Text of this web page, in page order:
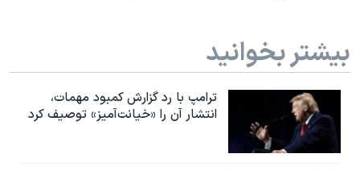
بیشتر بخوانید
ترامپ با رد گزارش کمبود مهمات،
انتشار آن را «خیانت‌آمیز» توصیف کرد